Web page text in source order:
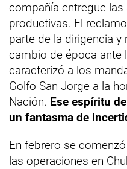
compañía entregue las
productivas. El
parte de la dirigencia y
cambio de época ante
caracterizó a los
Golfo San Jorge a la
Nación. Ese espíritu
un fantasma de
En febrero se
las operaciones en